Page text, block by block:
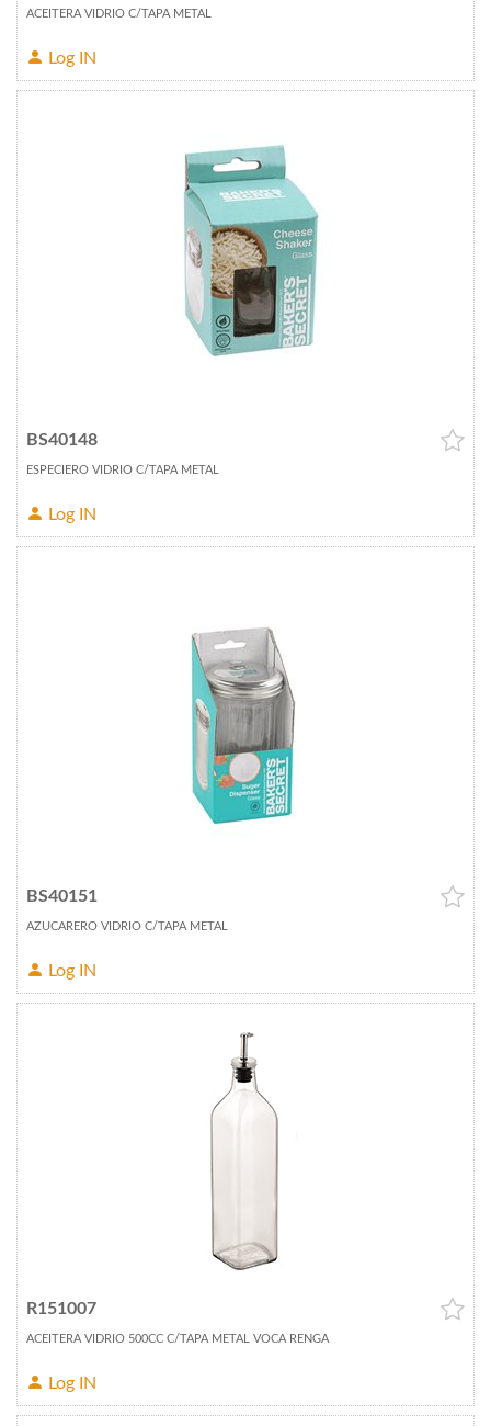
ACEITERA VIDRIO C/TAPA METAL
Log IN
BS40148
ESPECIERO VIDRIO C/TAPA METAL
Log IN
BS40151
AZUCARERO VIDRIO C/TAPA METAL
Log IN
R151007
ACEITERA VIDRIO 500CC C/TAPA METAL VOCA RENGA
Log IN